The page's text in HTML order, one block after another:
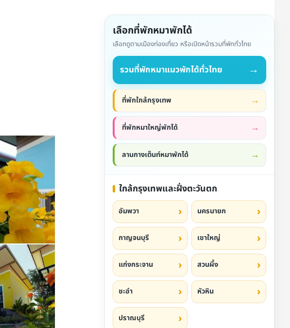
เลือกที่พักหมาพักได้
เลือกดูตามเมืองท่องเที่ยว หรือเปิดหน้ารวมที่พักทั่วไทย
รวมที่พักหมาแมวพักได้ทั่วไทย →
ที่พักใกล้กรุงเทพ
ที่พักหมาใหญ่พักได้
ลานกางเต็นท์หมาพักได้
ใกล้กรุงเทพและฝั่งตะวันตก
อัมพวา นครนายก
กาญจนบุรี เขาใหญ่
แก่งกระจาน สวนผึ้ง
ชะอำ หัวหิน
ปราณบุรี